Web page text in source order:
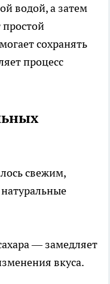
водой, а затем
простой
сохранять
процесс
свежим,
— замедляет
вкуса.